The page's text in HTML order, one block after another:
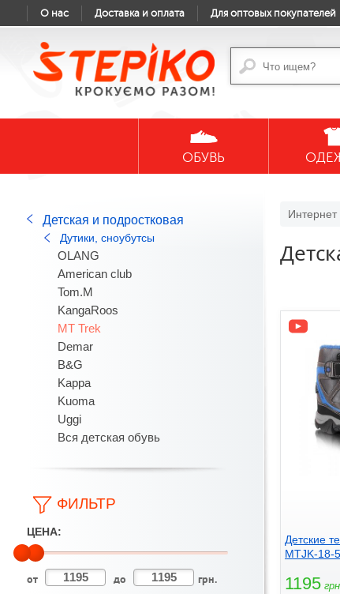
О нас Доставка и оплата Для оптовых покупателей
ОБУВЬ
Детская и подростковая
Дутики, сноубутсы
OLANG
American club
Tom.M
KangaRoos
MT Trek
Demar
B&G
Kappa
Kuoma
Uggi
Вся детская обувь
ФИЛЬТР
ЦЕНА:
от до грн.
Детские
MTJK-18-
1195 грн.